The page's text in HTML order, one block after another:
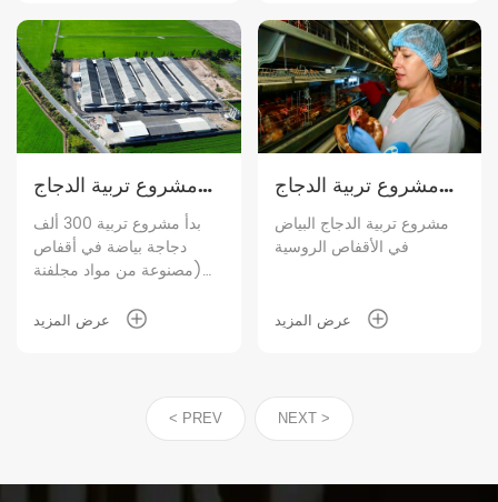
لعملائها مجموعة متكاملة من
الحلول الحديثة والمنهجية.
مشروع تربية الدجاج
البياض في الأقفاص في
تايلاند
بدأ مشروع تربية 300 ألف
دجاجة بياضة في أقفاص
(مصنوعة من مواد مجلفنة
بالعمل بثبات. تضم المزرعة
البياض الآلية عالية الجودة من
مشروع تربية الدجاج
البياض في الأقفاص
الروسية
مشروع تربية الدجاج البياض
في الأقفاص الروسية
< PREV NEXT >